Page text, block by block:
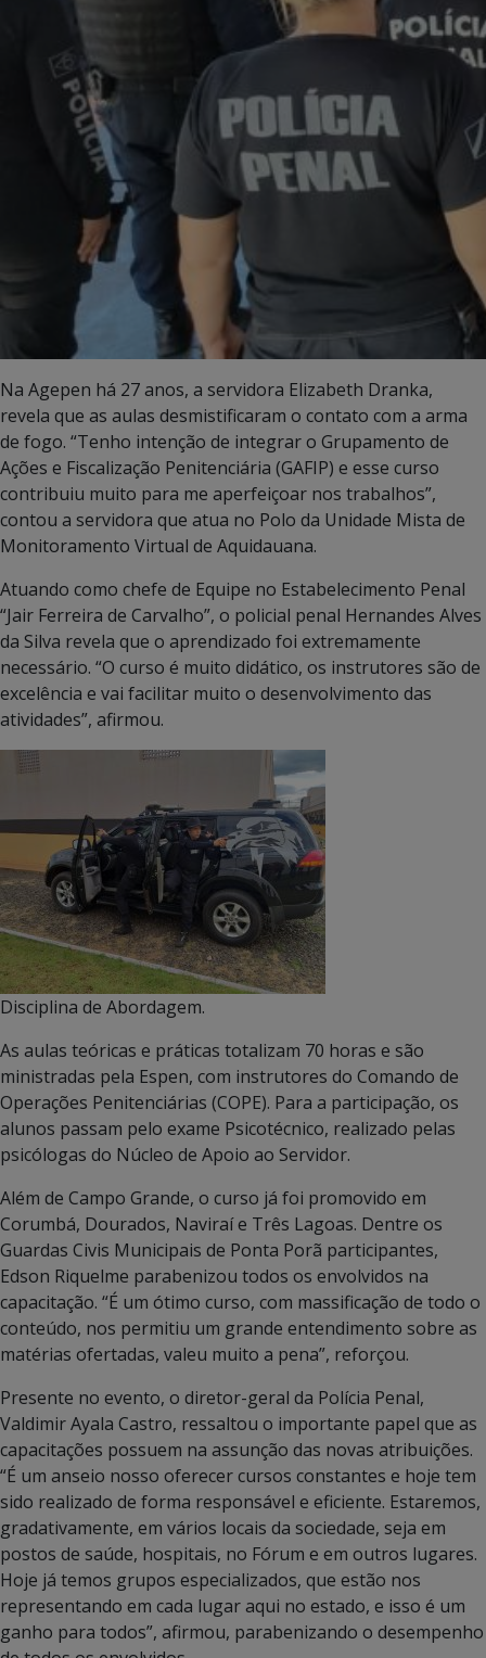
Na Agepen há 27 anos, a servidora Elizabeth Dranka,
revela que as aulas desmistificaram o contato com a arma
de fogo. “Tenho intenção de integrar o Grupamento de
Ações e Fiscalização Penitenciária (GAFIP) e esse curso
contribuiu muito para me aperfeiçoar nos trabalhos”,
contou a servidora que atua no Polo da Unidade Mista de
Monitoramento Virtual de Aquidauana.
Atuando como chefe de Equipe no Estabelecimento Penal
“Jair Ferreira de Carvalho”, o policial penal Hernandes Alves
da Silva revela que o aprendizado foi extremamente
necessário. “O curso é muito didático, os instrutores são de
excelência e vai facilitar muito o desenvolvimento das
atividades”, afirmou.
Disciplina de Abordagem.
As aulas teóricas e práticas totalizam 70 horas e são
ministradas pela Espen, com instrutores do Comando de
Operações Penitenciárias (COPE). Para a participação, os
alunos passam pelo exame Psicotécnico, realizado pelas
psicólogas do Núcleo de Apoio ao Servidor.
Além de Campo Grande, o curso já foi promovido em
Corumbá, Dourados, Naviraí e Três Lagoas. Dentre os
Guardas Civis Municipais de Ponta Porã participantes,
Edson Riquelme parabenizou todos os envolvidos na
capacitação. “É um ótimo curso, com massificação de todo o
conteúdo, nos permitiu um grande entendimento sobre as
matérias ofertadas, valeu muito a pena”, reforçou.
Presente no evento, o diretor-geral da Polícia Penal,
Valdimir Ayala Castro, ressaltou o importante papel que as
capacitações possuem na assunção das novas atribuições.
“É um anseio nosso oferecer cursos constantes e hoje tem
sido realizado de forma responsável e eficiente. Estaremos,
gradativamente, em vários locais da sociedade, seja em
postos de saúde, hospitais, no Fórum e em outros lugares.
Hoje já temos grupos especializados, que estão nos
representando em cada lugar aqui no estado, e isso é um
ganho para todos”, afirmou, parabenizando o desempenho